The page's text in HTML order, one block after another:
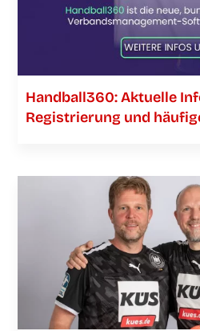
Handball360: Aktu­el­le
Regis­trie­rung und